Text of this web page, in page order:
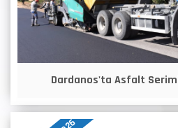
Dardanos'ta Asfalt